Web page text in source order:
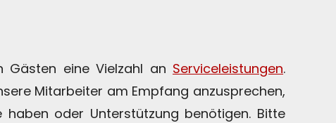
Gästen eine Vielzahl an Serviceleistungen.
Mitarbeiter am Empfang anzusprechen,
haben oder Unterstützung benötigen. Bitte